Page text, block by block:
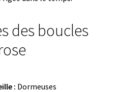
des boucles
: Dormeuses